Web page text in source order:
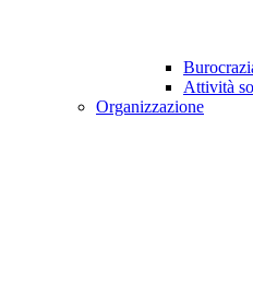
Attività
Organizzazione